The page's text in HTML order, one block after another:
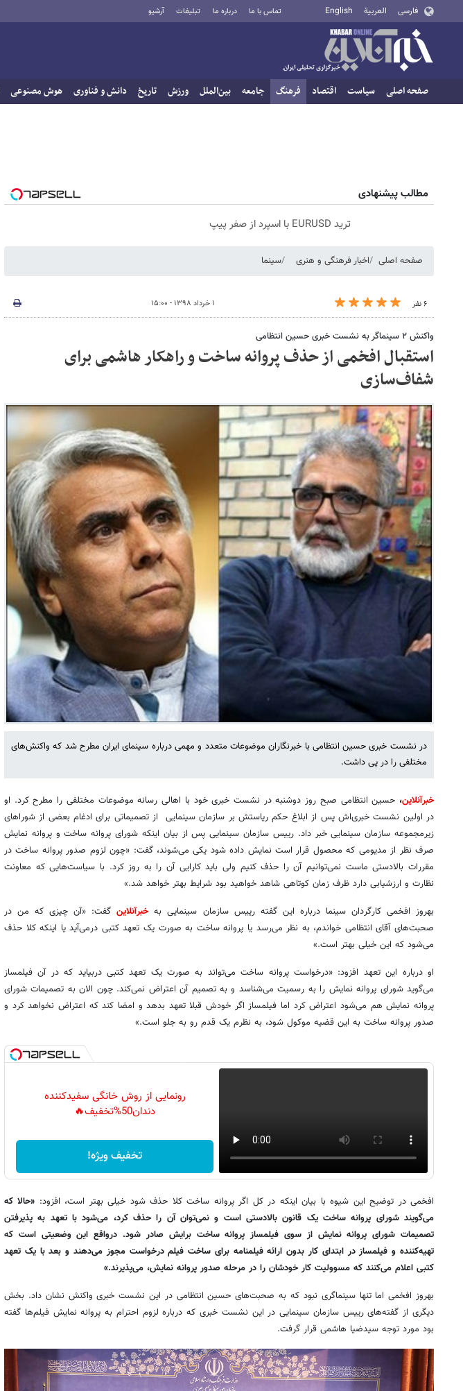
فارسی العربية English تماس با ما درباره ما تبلیغات آرشیو
صفحه اصلی سیاست اقتصاد فرهنگ جامعه بین‌الملل ورزش تاریخ دانش و فناوری هوش مصنوعی
مطالب پیشنهادی
ترید EURUSD با اسپرد از صفر پیپ
صفحه اصلی اخبار فرهنگی و هنری سینما
۶ نفر ۱ خرداد ۱۳۹۸ - ۱۵:۰۰
واکنش ۲ سینماگر به نشست خبری حسین انتظامی
استقبال افخمی از حذف پروانه ساخت و راهکار هاشمی برای
شفاف‌سازی
در نشست خبری حسین انتظامی با خبرنگاران موضوعات متعدد و مهمی درباره سینمای ایران مطرح شد که واکنش‌های
مختلفی را در پی داشت.
خبرآنلاین، حسین انتظامی صبح روز دوشنبه در نشست خبری خود با اهالی رسانه موضوعات مختلفی را مطرح کرد. او
در اولین نشست خبری‌اش پس از ابلاغ حکم ریاستش بر سازمان سینمایی از تصمیماتی برای ادغام بعضی از شوراهای
زیرمجموعه سازمان سینمایی خبر داد. رییس سازمان سینمایی پس از بیان اینکه شورای پروانه ساخت و پروانه نمایش
صرف نظر از مدیومی که محصول قرار است نمایش داده شود یکی می‌شوند، گفت: «چون لزوم صدور پروانه ساخت در
مقررات بالادستی ماست نمی‌توانیم آن را حذف کنیم ولی باید کارایی آن را به روز کرد. با سیاست‌هایی که معاونت
نظارت و ارزشیابی دارد ظرف زمان کوتاهی شاهد خواهید بود شرایط بهتر خواهد شد.»
بهروز افخمی کارگردان سینما درباره این گفته رییس سازمان سینمایی بهخبرآنلاینگفت: «آن چیزی که من در
صحبت‌های آقای انتظامی خواندم، به نظر می‌رسد یا پروانه ساخت به صورت یک تعهد کتبی درمی‌آید یا اینکه کلا حذف
می‌شود که این خیلی بهتر است.»
او درباره این تعهد افزود: «درخواست پروانه ساخت می‌تواند به صورت یک تعهد کتبی دربیاید که در آن فیلمساز
می‌گوید شورای پروانه نمایش را به رسمیت می‌شناسد و به تصمیم آن اعتراض نمی‌کند. چون الان به تصمیمات شورای
پروانه نمایش هم می‌شود اعتراض کرد اما فیلمساز اگر خودش قبلا تعهد بدهد و امضا کند که اعتراض نخواهد کرد و
صدور پروانه ساخت به این قضیه موکول شود، به نظرم یک قدم رو به جلو است.»
رونمایی از روش خانگی سفیدکننده
دندان50%تخفیف🔥
تخفیف ویژه!
افخمی در توضیح این شیوه با بیان اینکه در کل اگر پروانه ساخت کلا حذف شود خیلی بهتر است، افزود: «حالا که
می‌گویند شورای پروانه ساخت یک قانون بالادستی است و نمی‌توان آن را حذف کرد، می‌شود با تعهد به پذیرفتن
تصمیمات شورای پروانه نمایش از سوی فیلمساز پروانه ساخت برایش صادر شود. درواقع این وضعیتی است که
تهیه‌کننده و فیلمساز در ابتدای کار بدون ارائه فیلمنامه برای ساخت فیلم درخواست مجوز می‌دهند و بعد با یک تعهد
کتبی اعلام می‌کنند که مسوولیت کار خودشان را در مرحله صدور پروانه نمایش، می‌پذیرند.»
بهروز افخمی اما تنها سینماگری نبود که به صحبت‌های حسین انتظامی در این نشست خبری واکنش نشان داد. بخش
دیگری از گفته‌های رییس سازمان سینمایی در این نشست خبری که درباره لزوم احترام به پروانه نمایش فیلم‌ها گفته
بود مورد توجه سیدضیا هاشمی قرار گرفت.